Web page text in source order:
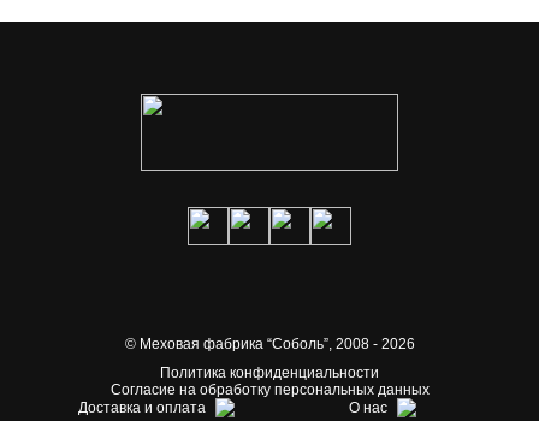
© Меховая фабрика “Соболь”,2008 - 2026
Политика конфиденциальности
Согласие на обработку персональных данных
Доставка и оплата
О нас